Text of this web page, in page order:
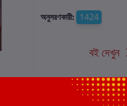
অনুসরণকারী: 1424
বই দেখুন